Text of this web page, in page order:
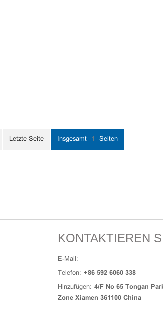
Letzte Seite Insgesamt 1 Seiten
KONTAKTIEREN
E-Mail:
Telefon: +86 592 6060 338
Hinzufügen: 4/F No 65 Tongan
Zone Xiamen 361100 China